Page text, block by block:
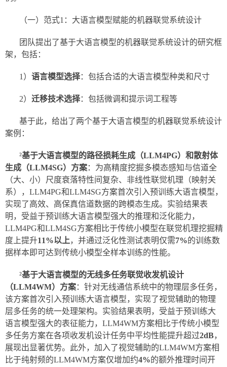
（一）范式1：大语言模型赋能的机器联觉系统设计
团队提出了基于大语言模型的机器联觉系统设计的研究框
架，包括：
1） 语言模型选择：包括合适的大语言模型种类和尺寸
2） 迁移技术选择：包括微调和提示词工程等
基于此，给出了两个基于大语言模型的机器联觉系统设计
案例：
²基于大语言模型的路径损耗生成（LLM4PG）和散射体
生成（LLM4SG）方案：为高精度挖掘多模态感知与信道全
（大、小）尺度衰落特性间复杂、非线性联觉机理（映射关
系），LLM4PG和LLM4SG方案首次引入预训练大语言模型，
实现了高效、高保真信道数据的跨模态生成。实验结果表
明，受益于预训练大语言模型强大的推理和泛化能力，
LLM4PG和LLM4SG方案相比于传统小模型在联觉机理挖掘精
度上提升11%以上，并通过泛化性测试表明仅需7%的训练数
据样本即可达到传统小模型全样本训练的性能。
²基于大语言模型的无线多任务联觉收发机设计
（LLM4WM）方案：针对无线通信系统中的物理层多任务，
该方案首次引入预训练大语言模型，实现了视觉辅助的物理
层多任务的统一处理架构。实验结果表明，受益于预训练大
语言模型强大的表征能力，LLM4WM方案相比于传统小模型
多任务方案在各项收发机设计任务中平均性能提升超过2dB，
展现出显著优势。此外，加入了视觉辅助的LLM4WM方案相
比于纯射频的LLM4WM方案仅增加约4%的额外推理时间开